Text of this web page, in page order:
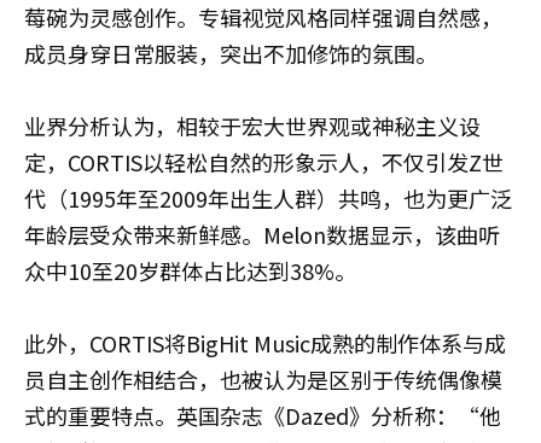
莓碗为灵感创作。专辑视觉风格同样强调自然感，
成员身穿日常服装，突出不加修饰的氛围。
业界分析认为，相较于宏大世界观或神秘主义设
定，CORTIS以轻松自然的形象示人，不仅引发Z世
代（1995年至2009年出生人群）共鸣，也为更广泛
年龄层受众带来新鲜感。Melon数据显示，该曲听
众中10至20岁群体占比达到38%。
此外，CORTIS将BigHit Music成熟的制作体系与成
员自主创作相结合，也被认为是区别于传统偶像模
式的重要特点。英国杂志《Dazed》分析称：“他